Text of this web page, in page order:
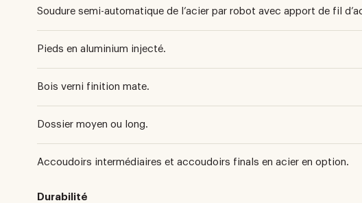
Soudure semi-automatique de l’acier par robot avec apport de fil
Pieds en aluminium injecté.
Bois verni finition mate.
Dossier moyen ou long.
Accoudoirs intermédiaires et accoudoirs finals en acier en option.
Durabilité